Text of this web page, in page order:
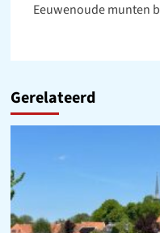
Eeuwenoude munten
Gerelateerd